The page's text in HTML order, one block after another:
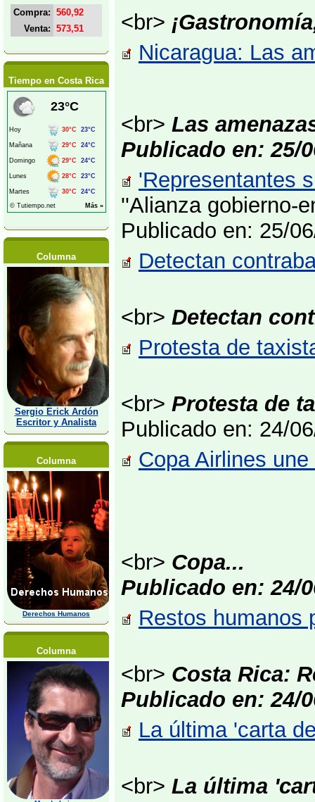
Compra: 560,92
Venta: 573,51
Tiempo en Costa Rica
Columna
Sergio Erick Ardón
Escritor y Analista
Columna
Derechos Humanos
Columna
<br>
Nicaragua: Las
<br> Las
Publicado en: 25/
'Representantes
''Alianza gobierno-
Publicado en: 25/
Detectan
<br> Detectan
Protesta de
<br> Protesta de
Publicado en: 24/
Copa Airlines
<br> Copa...
Publicado en: 24/
Restos humanos
<br> Costa Rica:
Publicado en: 24/
La última 'carta
<br> La última